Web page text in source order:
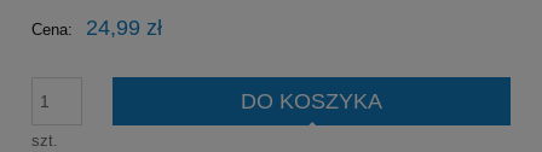
Cena: 24,99 zł
szt.
DO KOSZYKA